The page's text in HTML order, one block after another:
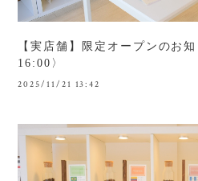
【実店舗】限定オープンのお
16:00〉
2025/11/21 13:42